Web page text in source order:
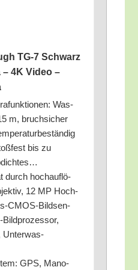
TG‑7 Schwarz
4K Video –
Was­
m, bruch­si­cher
bis zu
durch hoch­auf­lö­
12 MP Hoch­
CMOS-Bild­sen­
Bild­pro­zes­sor,
Unter­was­
GPS, Mano­